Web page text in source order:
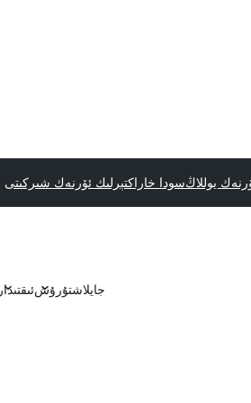
يوللاڭسودا خاراكتېرلىك ئۆرنەك شىركىتى
جايلاشتۇرۇشئىقتىدار